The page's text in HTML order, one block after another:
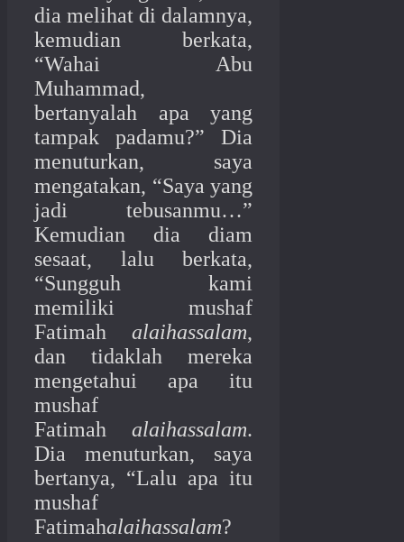
dia melihat di dalamnya,
kemudian berkata,
“Wahai Abu
Muhammad,
bertanyalah apa yang
tampak padamu?” Dia
menuturkan, saya
mengatakan, “Saya yang
jadi tebusanmu…”
Kemudian dia diam
sesaat, lalu berkata,
“Sungguh kami
memiliki mushaf
Fatimahalaihassalam,
dan tidaklah mereka
mengetahui apa itu
mushaf
Fatimahalaihassalam.
Dia menuturkan, saya
bertanya, “Lalu apa itu
mushaf
Fatimahalaihassalam?